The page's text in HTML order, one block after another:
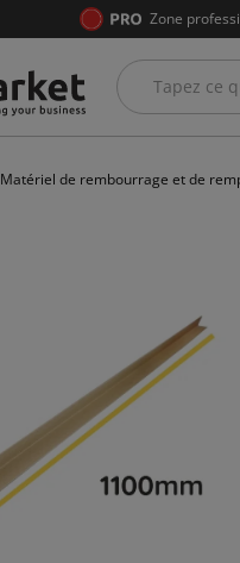
Zone
Matériel de rembourrage et de